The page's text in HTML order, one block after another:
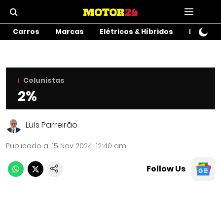
Carros Marcas Elétricos & Híbridos Motos
Colunistas
2%
Luís Parreirão
Publicado a: 15 Nov 2024, 12:40 am
Follow Us